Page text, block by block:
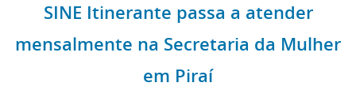
SINE Itinerante passa a atender
mensalmente na Secretaria da Mulher
em Piraí